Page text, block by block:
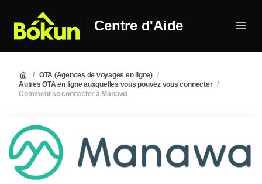
Centre d'Aide
/ OTA (Agences de voyages en ligne) /
Autres OTA en ligne auxquelles vous pouvez vous connecter /
Comment se connecter à Manawa